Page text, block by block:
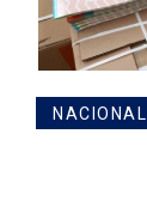
NACIONAL